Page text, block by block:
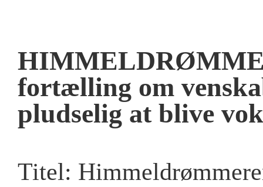
fortælling om
pludselig at blive
Titel: